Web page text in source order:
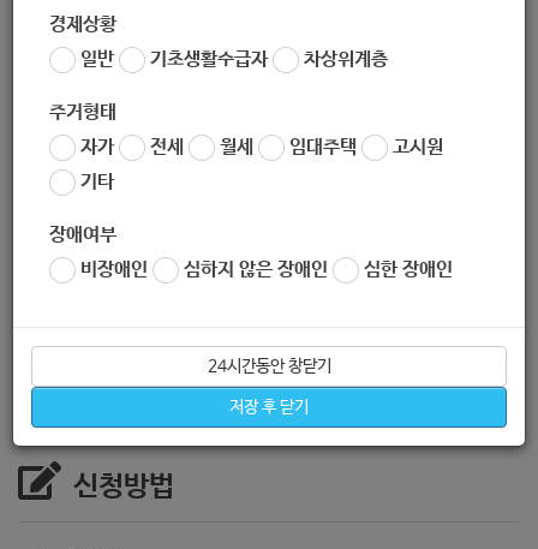
경제상황
일반
기초생활수급자 차상위계층
주거형태
자가
전세 월세 임대주택
고시원
기타
장애여부
비장애인
심하지 않은 장애인 심한 장애인
24시간동안 창닫기
저장 후 닫기
지원내용
1. 지원일정 :
2. 지원내용 :보치아 활동을 통한 단체 스포츠활동 및 대회출전
진행)
신청방법